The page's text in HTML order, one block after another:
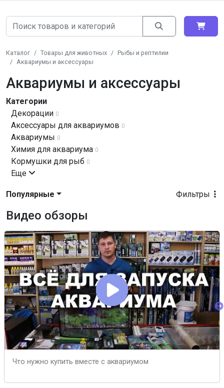
Каталог Товары для животных
Рыбы и рептилии
Аквариумы и аксессуары
Аквариумы и аксессуары
Категории
Декорации 0
Аксессуары для аквариумов 0
Аквариумы 0
Химия для аквариума 0
Кормушки для рыб 0
Еще
Фильтры
Популярные
Видео обзоры
Что нужно купить вместе с аквариумом